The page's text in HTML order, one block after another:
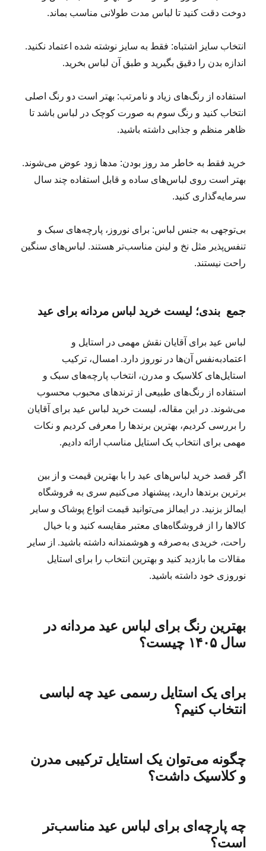
دوخت دقت کنید تا لباس مدت طولانی مناسب بماند.
انتخاب سایز اشتباه: فقط به سایز نوشته شده اعتماد نکنید.
اندازه بدن را دقیق بگیرید و طبق آن لباس بخرید.
استفاده از رنگ‌های زیاد و نامرتب: بهتر است دو رنگ اصلی
انتخاب کنید و رنگ سوم به صورت کوچک در لباس باشد تا
ظاهر منظم و جذابی داشته باشید.
خرید فقط به خاطر مد روز بودن: مدها زود عوض می‌شوند.
بهتر است روی لباس‌های ساده و قابل استفاده چند سال
سرمایه‌گذاری کنید.
بی‌توجهی به جنس لباس: برای نوروز، پارچه‌های سبک و
تنفس‌پذیر مثل نخ و لینن مناسب‌تر هستند. لباس‌های سنگین
راحت نیستند.
جمع ‎ بندی؛ لیست خرید لباس مردانه برای عید
لباس عید برای آقایان نقش مهمی در استایل و
اعتمادبه‌نفس آن‌ها در نوروز دارد. امسال، ترکیب
استایل‌های کلاسیک و مدرن، انتخاب پارچه‌های سبک و
استفاده از رنگ‌های طبیعی از ترندهای محبوب محسوب
می‌شوند. در این مقاله، لیست خرید لباس عید برای آقایان
را بررسی کردیم، بهترین برندها را معرفی کردیم و نکات
مهمی برای انتخاب یک استایل مناسب ارائه دادیم.
اگر قصد خرید لباس‌های عید را با بهترین قیمت و از بین
برترین برندها دارید، پیشنهاد می‌کنیم سری به فروشگاه
ایمالز بزنید. در ایمالز می‌توانید قیمت انواع پوشاک و سایر
کالاها را از فروشگاه‌های معتبر مقایسه کنید و با خیال
راحت، خریدی به‌صرفه و هوشمندانه داشته باشید. از سایر
مقالات ما بازدید کنید و بهترین انتخاب را برای استایل
نوروزی خود داشته باشید.
بهترین رنگ برای لباس عید مردانه در
سال ۱۴۰۵ چیست؟
برای یک استایل رسمی عید چه لباسی
انتخاب کنیم؟
چگونه می‌توان یک استایل ترکیبی مدرن
و کلاسیک داشت؟
چه پارچه‌ای برای لباس عید مناسب‌تر
است؟